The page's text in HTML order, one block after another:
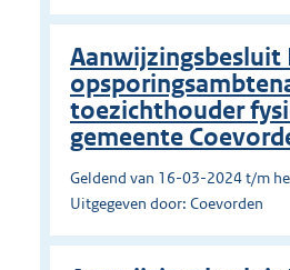
toezichthouder
gemeente
Geldend van 16-03-2024 t/m
Uitgegeven door: Coevorden